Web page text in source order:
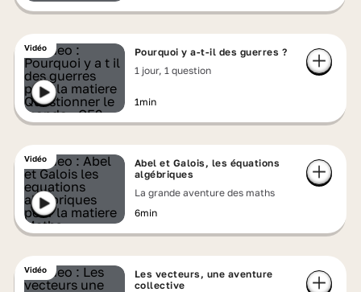
Vidéo
Pourquoi y a-t-il des guerres ?
1 jour, 1 question
1min
Vidéo
Abel et Galois, les équations
algébriques
La grande aventure des maths
6min
Vidéo
Les vecteurs, une aventure
collective